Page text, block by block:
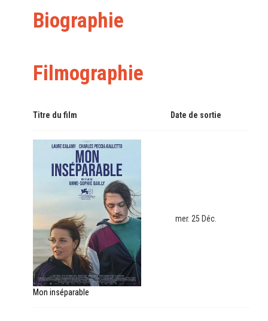
Biographie
Filmographie
Titre du film Date de sortie
Mon inséparable
mer. 25 Déc.